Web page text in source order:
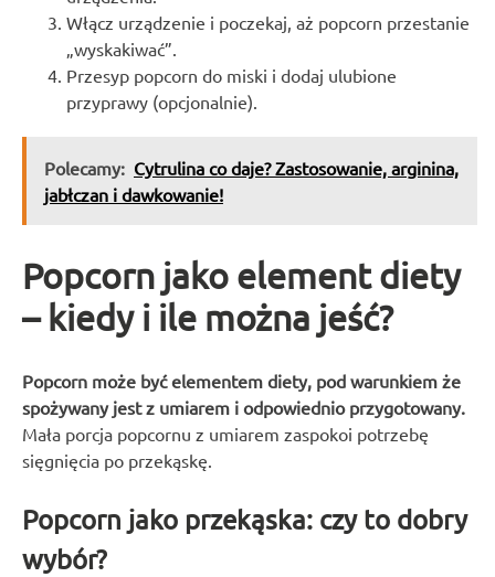
Włącz urządzenie i poczekaj, aż popcorn przestanie
„wyskakiwać”.
Przesyp popcorn do miski i dodaj ulubione
przyprawy (opcjonalnie).
Polecamy: Cytrulina co daje? Zastosowanie, arginina,
jabłczan i dawkowanie!
Popcorn jako element diety
– kiedy i ile można jeść?
Popcorn może być elementem diety, pod warunkiem że
spożywany jest z umiarem i odpowiednio przygotowany.
Mała porcja popcornu z umiarem zaspokoi potrzebę
sięgnięcia po przekąskę.
Popcorn jako przekąska: czy to dobry
wybór?